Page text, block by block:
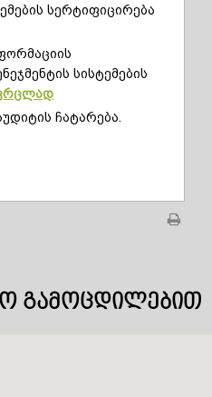
სერტიფიცირება
სისტემების
ჩატარება.
გამოცდილებით